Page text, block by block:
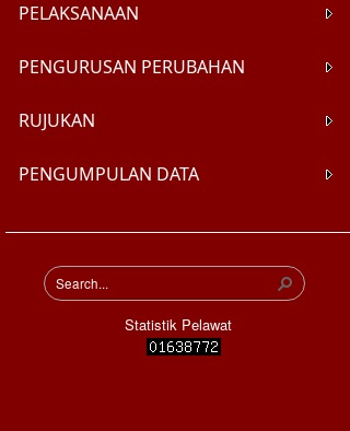
PELAKSANAAN
PENGURUSAN PERUBAHAN
RUJUKAN
PENGUMPULAN DATA
Statistik Pelawat